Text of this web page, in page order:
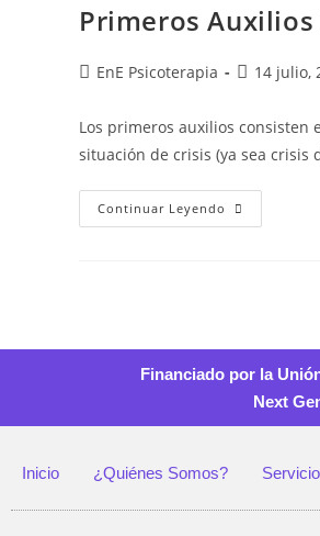
Primeros
EnE Psicoterapia 14 julio,
Los primeros auxilios consisten
situación de crisis (ya sea crisis
Continuar Leyendo
Financiado por la
Next
Inicio ¿Quiénes Somos?